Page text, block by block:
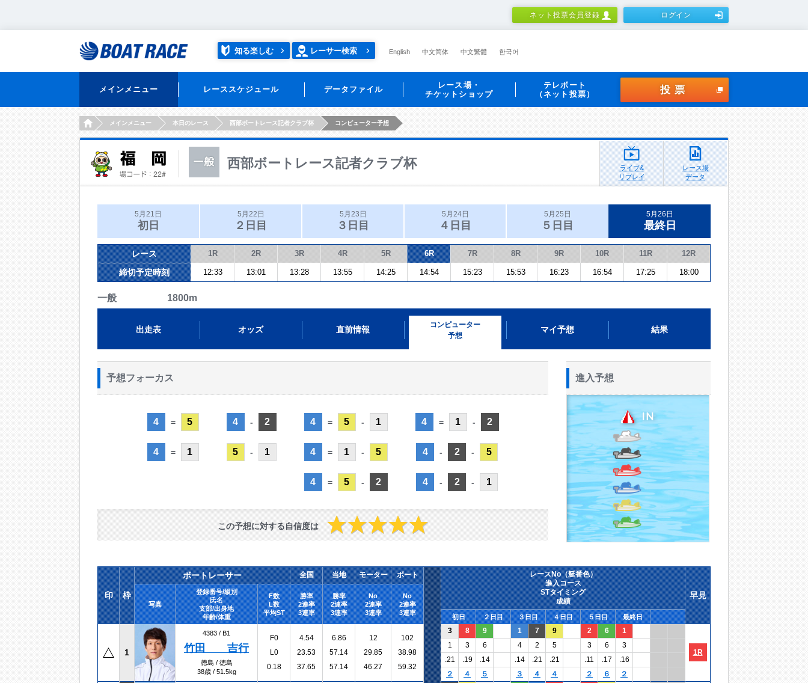
ネット投票会員登録 ログイン
知る楽しむ レーサー検索 English 中文简体 中文繁體 한국어
メインメニュー レーススケジュール データファイル
レース場・
チケットショップ
テレボート
（ネット投票）
投票
HOMEメインメニュー 本日のレース 西部ボートレース記者クラブ杯 コンピューター予想
西部ボートレース記者クラブ杯
ライブ&
リプレイ
レース場
データ
5月21日
初日
5月22日
２日目
5月23日
３日目
5月24日
４日目
5月25日
５日目
5月26日
最終日
レース 1R 2R 3R 4R 5R 6R 7R 8R 9R 10R 11R 12R
締切予定時刻 12:33 13:01 13:28 13:55 14:25 14:54 15:23 15:53 16:23 16:54 17:25 18:00
一般 1800m
出走表 オッズ 直前情報
コンピューター
予想
マイ予想 結果
予想フォーカス
4 = 5
4 = 1
4 - 2
5 - 1
4 = 5 - 1
4 = 1 - 5
4 = 5 - 2
4 = 1 - 2
4 - 2 - 5
4 - 2 - 1
この予想に対する自信度は
進入予想
印 枠
ボートレーサー 全国 当地 モーター ボート
レースNo（艇番色）
進入コース
STタイミング
成績
早見
写真
登録番号/級別
氏名
支部/出身地
年齢/体重
F数
L数
平均ST
勝率
2連率
3連率
勝率
2連率
3連率
No
2連率
3連率
No
2連率
3連率
初日 ２日目 ３日目 ４日目 ５日目 最終日
1
4383 / B1
竹田 吉行
徳島 / 徳島
38歳 / 51.5kg
F0
L0
0.18
4.54
23.53
37.65
6.86
57.14
57.14
12
29.85
46.27
102
38.98
59.32
3 8 9 1 7 9 2 6 1
1R
1 3 6 4 2 5 3 6
3
.21
.19 .14 .14 .21 .21 .11 .17
.16
２
４ ５ ３ ４ ４ ２ ６ ２